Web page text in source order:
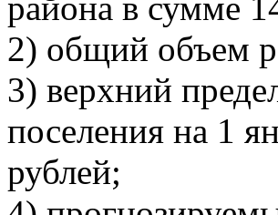
района в сумме
2) общий объем
3) верхний
поселения на 1
рублей;